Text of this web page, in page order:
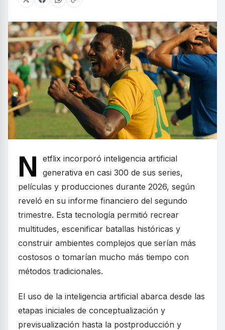
N
etflix incorporó inteligencia artificial
generativa en casi 300 de sus series,
películas y producciones durante 2026, según
reveló en su informe financiero del segundo
trimestre. Esta tecnología permitió recrear
multitudes, escenificar batallas históricas y
construir ambientes complejos que serían más
costosos o tomarían mucho más tiempo con
métodos tradicionales.
El uso de la inteligencia artificial abarca desde las
etapas iniciales de conceptualización y
previsualización hasta la postproducción y